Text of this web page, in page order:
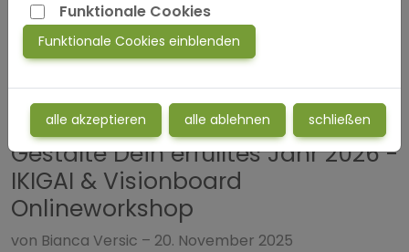
Gestalte Dein erfülltes Jahr 2026 -
IKIGAI & Visionboard
Onlineworkshop
von Bianca Versic – 20. November 2025
Funktionale Cookies
Funktionale Cookies einblenden
alle akzeptieren alle ablehnen schließen